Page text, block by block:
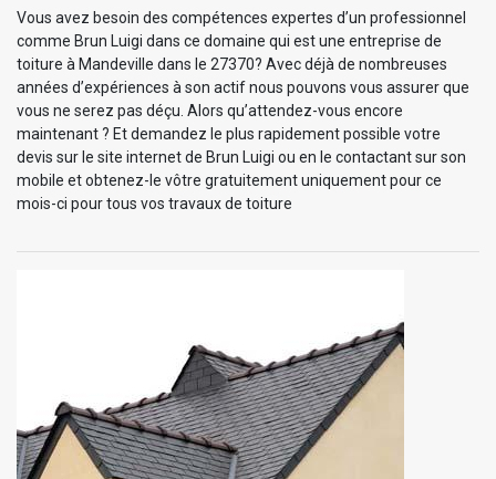
Vous avez besoin des compétences expertes d’un professionnel
comme Brun Luigi dans ce domaine qui est une entreprise de
toiture à Mandeville dans le 27370? Avec déjà de nombreuses
années d’expériences à son actif nous pouvons vous assurer que
vous ne serez pas déçu. Alors qu’attendez-vous encore
maintenant ? Et demandez le plus rapidement possible votre
devis sur le site internet de Brun Luigi ou en le contactant sur son
mobile et obtenez-le vôtre gratuitement uniquement pour ce
mois-ci pour tous vos travaux de toiture